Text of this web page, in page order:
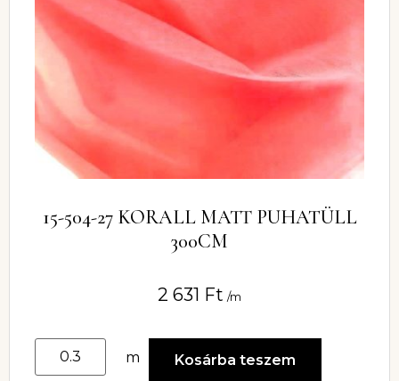
15-504-27 KORALL MATT PUHATÜLL
300CM
2 631 Ft /m
m Kosárba teszem